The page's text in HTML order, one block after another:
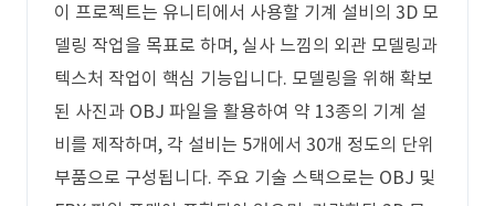
이 프로젝트는 유니티에서 사용할 기계 설비의 3D 모
델링 작업을 목표로 하며, 실사 느낌의 외관 모델링과
텍스처 작업이 핵심 기능입니다. 모델링을 위해 확보
된 사진과 OBJ 파일을 활용하여 약 13종의 기계 설
비를 제작하며, 각 설비는 5개에서 30개 정도의 단위
부품으로 구성됩니다. 주요 기술 스택으로는 OBJ 및